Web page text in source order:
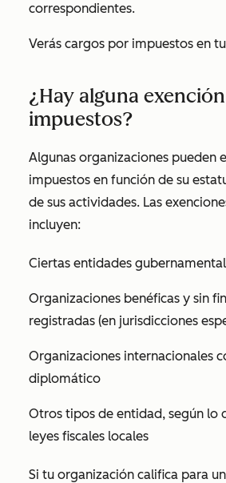
correspondientes.
Verás cargos por impuestos en
¿Hay alguna
impuestos?
Algunas organizaciones pueden
impuestos en función de su
de sus actividades. Las
incluyen:
Ciertas entidades
Organizaciones benéficas y sin
registradas (en jurisdicciones
Organizaciones internacionales
diplomático
Otros tipos de entidad, según lo
leyes fiscales locales
Si tu organización califica para